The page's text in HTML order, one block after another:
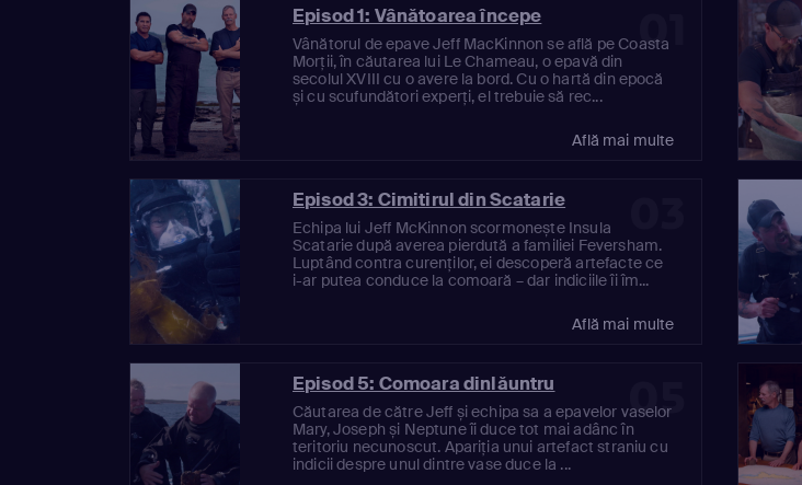
01
Episod 1: Vânătoarea începe
Vânătorul de epave Jeff MacKinnon se află pe Coasta
Morții, în căutarea lui Le Chameau, o epavă din
secolul XVIII cu o avere la bord. Cu o hartă din epocă
și cu scufundători experți, el trebuie să rec...
Află mai multe
Episod 3: Cimitirul din Scatarie
Echipa lui Jeff McKinnon scormonește Insula
Scatarie după averea pierdută a familiei Feversham.
Luptând contra curenților, ei descoperă artefacte ce
i-ar putea conduce la comoară – dar indiciile îi îm...
Află mai multe
05
Episod 5: Comoara dinlăuntru
Căutarea de către Jeff și echipa sa a epavelor vaselor
Mary, Joseph și Neptune îi duce tot mai adânc în
teritoriu necunoscut. Apariția unui artefact straniu cu
indicii despre unul dintre vase duce la ...